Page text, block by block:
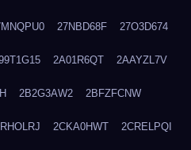
27NBD68F 27O3D674
2A01R6QT 2AAYZL7V
2B2G3AW2 2BFZFCNW
2CKA0HWT 2CRELPQI